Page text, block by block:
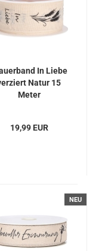
In Liebe
Natur 15
Meter
19,99 EUR
NEU